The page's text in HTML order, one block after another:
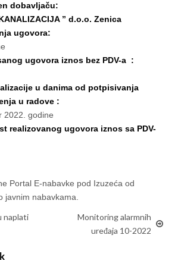
dobavljaču:
” d.o.o. Zenica
ugovora:
ugovora iznos bez PDV-a :
u danima od potpisivanja
u radove :
2022. godine
realizovanog ugovora iznos sa PDV-
Portal E-nabavke pod Izuzeća od
javnim nabavkama.
naplati
Monitoring alarmnih
uređaja 10-2022